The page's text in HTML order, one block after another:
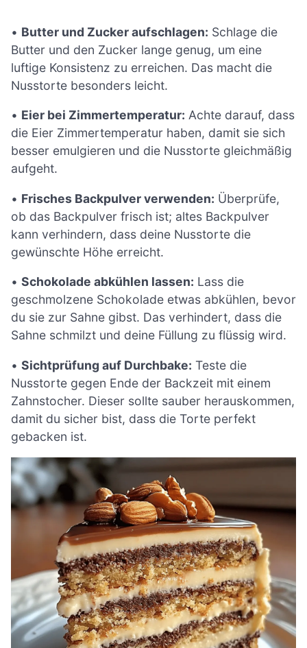
• Butter und Zucker aufschlagen: Schlage die
Butter und den Zucker lange genug, um eine
luftige Konsistenz zu erreichen. Das macht die
Nusstorte besonders leicht.
• Eier bei Zimmertemperatur: Achte darauf, dass
die Eier Zimmertemperatur haben, damit sie sich
besser emulgieren und die Nusstorte gleichmäßig
aufgeht.
• Frisches Backpulver verwenden: Überprüfe,
ob das Backpulver frisch ist; altes Backpulver
kann verhindern, dass deine Nusstorte die
gewünschte Höhe erreicht.
• Schokolade abkühlen lassen: Lass die
geschmolzene Schokolade etwas abkühlen, bevor
du sie zur Sahne gibst. Das verhindert, dass die
Sahne schmilzt und deine Füllung zu flüssig wird.
• Sichtprüfung auf Durchbake: Teste die
Nusstorte gegen Ende der Backzeit mit einem
Zahnstocher. Dieser sollte sauber herauskommen,
damit du sicher bist, dass die Torte perfekt
gebacken ist.